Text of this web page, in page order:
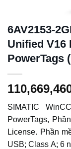
6AV2153-
Unified V16
PowerTags
SIMATIC
PowerTags,
License. Phần
USB; Class A; 6